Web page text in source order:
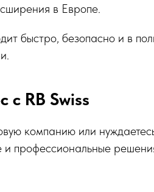
в Европе.
быстро, безопасно и в
с RB Swiss
компанию или
и профессиональные